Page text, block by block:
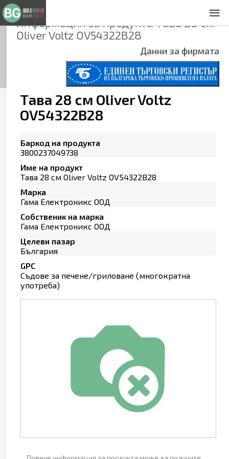
Информация за продуктаТава 28 см
Oliver Voltz OV54322B28
Данни за фирмата
Тава 28 см Oliver Voltz
OV54322B28
Баркод на продукта
3800237049738
Име на продукт
Тава 28 см Oliver Voltz OV54322B28
Марка
Гама Електроникс ООД
Собственик на марка
Гама Електроникс ООД
Целеви пазар
България
GPC
Съдове за печене/гриловане (многократна
употреба)
Общи условия
Декларация за проверителност
Заснемане на продукти
Контакти